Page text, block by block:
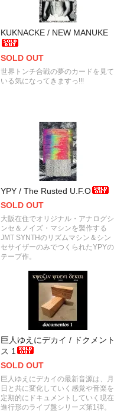
KUKNACKE / NEW MANUKE
SOLD OUT
世界トンチ合戦の夢のカードを見て
いる気になってきますっ!!!
YPY / The Rusted U.F.O
SOLD OUT
大阪在住でオリジナル・アナログシ
ンセ＆ノイズ・マシンを製作する
JMT SYNTHのリズムマシン＆シン
セサイザーのみでつくられたYPYの
テープ作。
巨人ゆえにデカイ / ドクメント
ス 1
SOLD OUT
巨人ゆえにデカイの最新音源は、月
日と共に変化していく感覚や音楽を
定期的にドキュメントしていく現在
進行形のライブ盤シリーズ第1弾。